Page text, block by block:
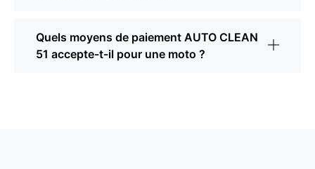
Quels moyens de paiement AUTO CLEAN
51 accepte-t-il pour une moto ?